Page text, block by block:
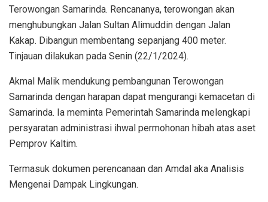
Terowongan Samarinda. Rencananya, terowongan akan
menghubungkan Jalan Sultan Alimuddin dengan Jalan
Kakap. Dibangun membentang sepanjang 400 meter.
Tinjauan dilakukan pada Senin (22/1/2024).
Akmal Malik mendukung pembangunan Terowongan
Samarinda dengan harapan dapat mengurangi kemacetan di
Samarinda. Ia meminta Pemerintah Samarinda melengkapi
persyaratan administrasi ihwal permohonan hibah atas aset
Pemprov Kaltim.
Termasuk dokumen perencanaan dan Amdal aka Analisis
Mengenai Dampak Lingkungan.